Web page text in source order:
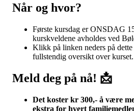
Når og hvor?
Første kursdag er ONSDAG
kurskveldene avholdes ved
Klikk på linken neders på
fullstendig oversikt over kurset.
Meld deg på nå! 📩
Det koster kr 300,- å være
ekstra for hvert